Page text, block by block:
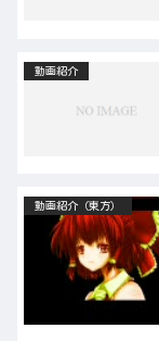
動画紹介
動画紹介（東方）